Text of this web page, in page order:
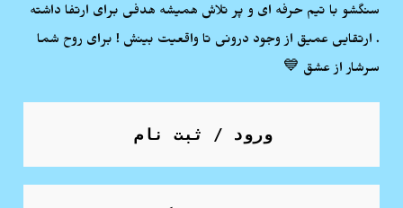
سنگشو با تیم حرفه ای و پر تلاش همیشه هدفی برای ارتفا داشته
. ارتقایی عمیق از وجود درونی تا واقعیت بینش ! برای روح شما
سرشار از عشق 💙
ورود / ثبت نام